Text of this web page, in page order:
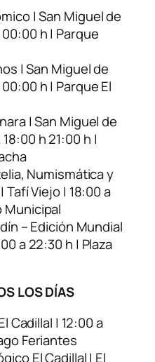
| San Miguel de
h | Parque
| San Miguel de
h | Parque El
| San Miguel de
h 21:00 h |
Numismática y
Viejo | 18:00 a
Municipal
– Edición Mundial
a 22:30 h | Plaza
LOS DÍAS
Cadillal | 12:00 a
Feriantes
El Cadillal | El